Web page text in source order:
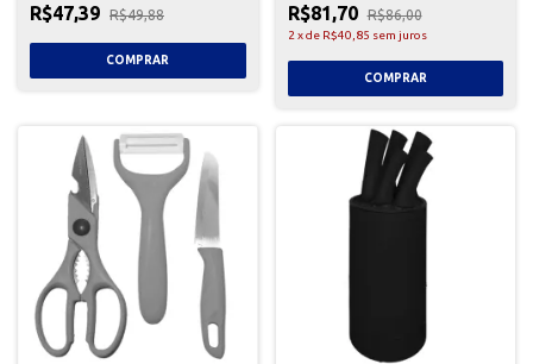
R$47,39 R$49,88 R$81,70 R$86,00
2 xde R$40,85 sem juros